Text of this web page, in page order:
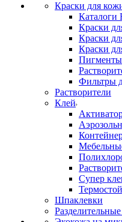
Краски для
Каталоги
Краски
Краски
Краски
Пигменты
Фильтры
Растворители
Клей
Супер
Шпаклевки